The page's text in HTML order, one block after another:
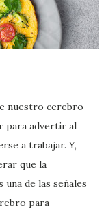
nuestro cerebro
para advertir al
a trabajar. Y,
que la
de las señales
para